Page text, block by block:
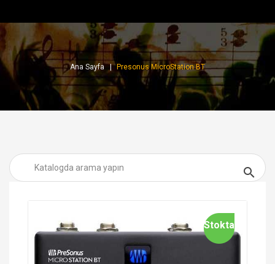
Ana Sayfa Presonus MicroStation BT

Stokta